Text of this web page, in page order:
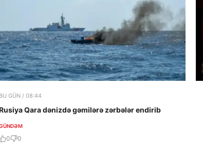
BU GÜN / 08:44
Qara dənizdə gəmilərə zərbələr endirib
0 0